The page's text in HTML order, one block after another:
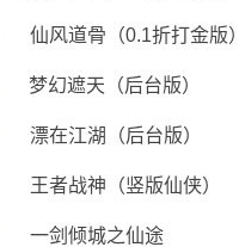
仙风道骨（0.1折打金版）
梦幻遮天（后台版）
漂在江湖（后台版）
王者战神（竖版仙侠）
一剑倾城之仙途